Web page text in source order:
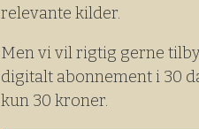
relevante kilder.
Men vi vil rigtig gerne
digitalt abonnement i 30
kun 30 kroner.